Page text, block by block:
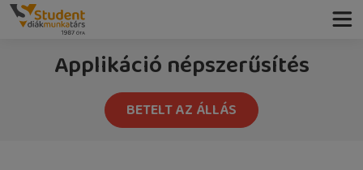
Applikáció népszerűsítés
BETELT AZ ÁLLÁS